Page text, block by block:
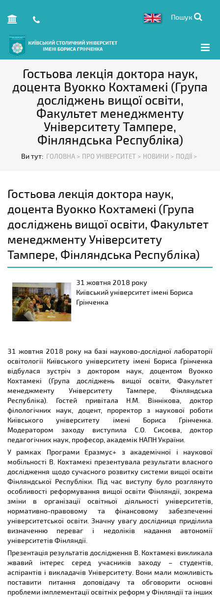
Пошук
Гостьова лекція доктора наук,
доцента Вуокко Кохтамекі (Група
досліджень вищої освіти,
Факультет менеджменту
Університету Тампере,
Фінляндська Республіка)
Ви тут: ГОЛОВНА > ПРО УНІВЕРСИТЕТ > НОВИНИ > ПОДІЇ >
Гостьова лекція доктора наук,
доцента Вуокко Кохтамекі (Група
досліджень вищої освіти, Факультет
менеджменту Університету
Тампере, Фінляндська Республіка)
31 жовтня 2018 року
Київський університет імені Бориса
Грінченка
31 жовтня 2018 року на базі науково-дослідної лабораторії
освітології Київського університету імені Бориса Грінченка
відбулася зустріч з доктором наук, доцентом Вуокко
Кохтамекі (Група досліджень вищої освіти, Факультет
менеджменту Університету Тампере, Фінляндська
Республіка). Гостей привітала Н.М. Віннікова, доктор
філологічних наук, доцент, проректор з наукової роботи
Київського університету імені Бориса Грінченка.
Модератором заходу виступила С.О. Сисоєва, доктор
педагогічних наук, професор, академік НАПН України.
У рамках Програми Еразмус+ з академічної і наукової
мобільності В. Кохтамекі презентувала результати власного
дослідження щодо сучасного розвитку системи вищої освіти
Фінляндської Республіки. Під час виступу було розглянуто
особливості реформування вищої освіти Фінляндії, зокрема
зміни в організації освітньої діяльності університетів,
нормативно-правовому та фінансовому забезпеченні
університетської освіти. Значну увагу дослідниця приділила
визначенню переваг і недоліків надання автономії
університетів Фінляндії.
Презентація результатів дослідження В. Кохтамекі викликала
жвавий інтерес серед учасників заходу – студентів,
аспірантів і викладачів Університету. Вони мали можливість
поставити питання доповідачу та обговорити основні
проблеми імплементації освітніх реформ у Фінляндії та інших